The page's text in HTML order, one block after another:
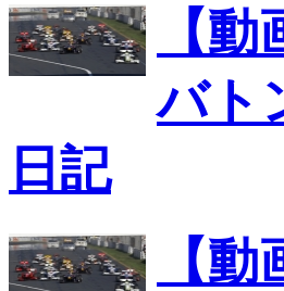
【
バト
日記
【